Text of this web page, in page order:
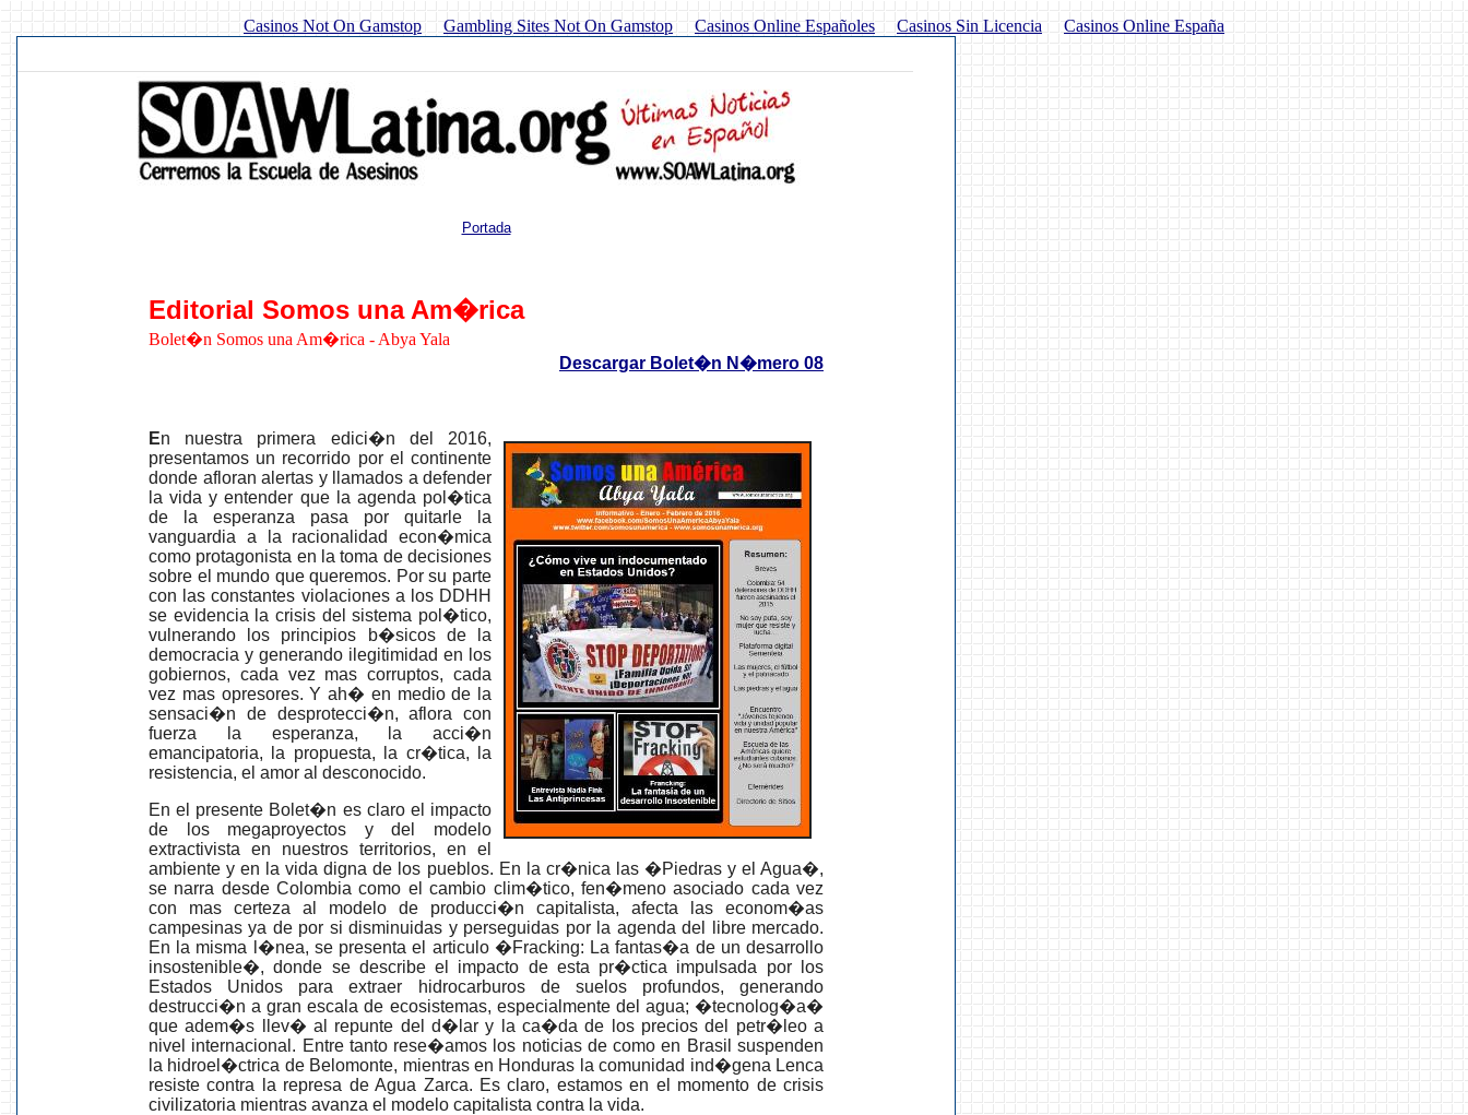
Casinos Not On Gamstop Gambling Sites Not On Gamstop Casinos Online Españoles Casinos Sin Licencia Casinos Online España
Portada
Editorial Somos una Am�rica
Bolet�n Somos una Am�rica - Abya Yala
Descargar Bolet�n N�mero 08
En nuestra primera edici�n del 2016,
presentamos un recorrido por el continente
donde afloran alertas y llamados a defender
la vida y entender que la agenda pol�tica
de la esperanza pasa por quitarle la
vanguardia a la racionalidad econ�mica
como protagonista en la toma de decisiones
sobre el mundo que queremos. Por su parte
con las constantes violaciones a los DDHH
se evidencia la crisis del sistema pol�tico,
vulnerando los principios b�sicos de la
democracia y generando ilegitimidad en los
gobiernos, cada vez mas corruptos, cada
vez mas opresores. Y ah� en medio de la
sensaci�n de desprotecci�n, aflora con
fuerza la esperanza, la acci�n
emancipatoria, la propuesta, la cr�tica, la
resistencia, el amor al desconocido.
En el presente Bolet�n es claro el impacto
de los megaproyectos y del modelo
extractivista en nuestros territorios, en el
ambiente y en la vida digna de los pueblos. En la cr�nica las �Piedras y el Agua�,
se narra desde Colombia como el cambio clim�tico, fen�meno asociado cada vez
con mas certeza al modelo de producci�n capitalista, afecta las econom�as
campesinas ya de por si disminuidas y perseguidas por la agenda del libre mercado.
En la misma l�nea, se presenta el articulo �Fracking: La fantas�a de un desarrollo
insostenible�, donde se describe el impacto de esta pr�ctica impulsada por los
Estados Unidos para extraer hidrocarburos de suelos profundos, generando
destrucci�n a gran escala de ecosistemas, especialmente del agua; �tecnolog�a�
que adem�s llev� al repunte del d�lar y la ca�da de los precios del petr�leo a
nivel internacional. Entre tanto rese�amos los noticias de como en Brasil suspenden
la hidroel�ctrica de Belomonte, mientras en Honduras la comunidad ind�gena Lenca
resiste contra la represa de Agua Zarca. Es claro, estamos en el momento de crisis
civilizatoria mientras avanza el modelo capitalista contra la vida.